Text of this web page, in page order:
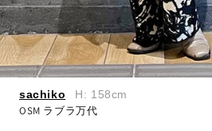
sachiko H: 158cm
OSM ラブラ万代